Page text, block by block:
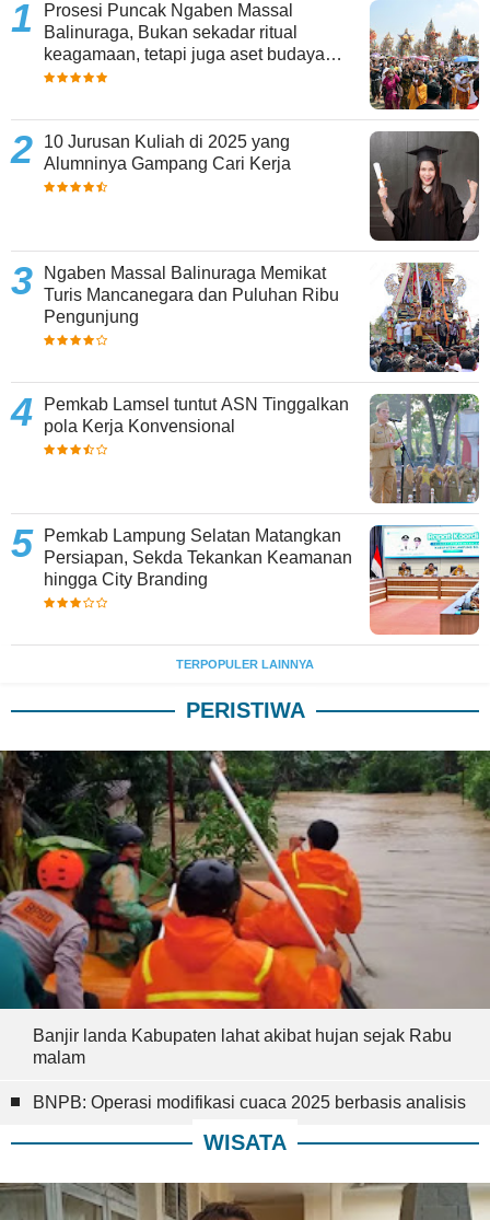
Prosesi Puncak Ngaben Massal
Balinuraga, Bukan sekadar ritual
keagamaan, tetapi juga aset budaya
yang memperkaya keberagaman
10 Jurusan Kuliah di 2025 yang
Alumninya Gampang Cari Kerja
Ngaben Massal Balinuraga Memikat
Turis Mancanegara dan Puluhan Ribu
Pengunjung
Pemkab Lamsel tuntut ASN Tinggalkan
pola Kerja Konvensional
Pemkab Lampung Selatan Matangkan
Persiapan, Sekda Tekankan Keamanan
hingga City Branding
TERPOPULER LAINNYA
PERISTIWA
Banjir landa Kabupaten lahat akibat hujan sejak Rabu
malam
BNPB: Operasi modifikasi cuaca 2025 berbasis analisis
WISATA